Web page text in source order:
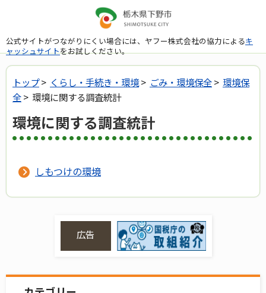
公式サイトがつながりにくい場合には、ヤフー株式会社の協力によるキ
ャッシュサイトをお試しください。
トップ> くらし・手続き・環境> ごみ・環境保全> 環境保
全> 環境に関する調査統計
環境に関する調査統計
しもつけの環境
広告